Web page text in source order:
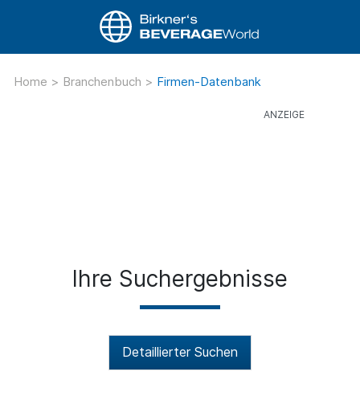
Home > Branchenbuch > Firmen-Datenbank
Ihre Suchergebnisse
Detaillierter Suchen